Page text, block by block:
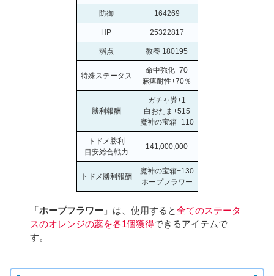
防御 164269
HP 25322817
弱点 教養 180195
特殊ステータス
命中強化+70
麻痺耐性+70％
勝利報酬
ガチャ券+1
白おたま+515
魔神の宝箱+110
トドメ勝利
目安総合戦力
141,000,000
トドメ勝利報酬
魔神の宝箱+130
ホープフラワー
「ホープフラワー 」は、使用すると全てのステータ
スのオレンジの蕊を各1個獲得できるアイテムで
す。